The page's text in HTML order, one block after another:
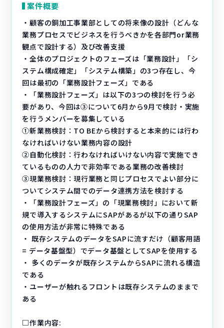
案件概要
・顧客の銅加工事業部としての将来像の設計（どんな
業務プロセスでビジネスを行うべきかを各部門or業務
観点で設計する）及び改善支援
・全体のプロジェクトのフェーズは「業務設計」「シ
ステム構成確定」「システム構築」の3つ存在し、今
回は最初の「業務設計フェーズ」である
・「業務設計フェーズ」は以下の3つの検討を行う必
要があり、今回は③について6月から9月で検討・実施
を行うメンバーを募集している
①新業務検討：TO BEから検討すると本来的には行わ
なければいけない業務内容の設計
②自動化検討：行わなければいけない内容で実施でき
ているものの人力で非効率である業務の改善検討
③現業務検討：現行業務と同じプロセスでよい部分に
ついてシステム間でのデータ連携方法を検討する
・「業務設計フェーズ」の「現業務検討」において新
規で導入するシステムにSAPがあるが以下の通りSAP
の使用方法が非常に特殊である
・ 既存システムのデータをSAPに流すだけ（顧客用語
= データ基盤型）でデータ基盤としてSAPを使用する
・ 多くのデータが既存システムからSAPに流れる構造
である
・ユーザーが触れるフロントは既存システムのままで
ある
□作業内容: